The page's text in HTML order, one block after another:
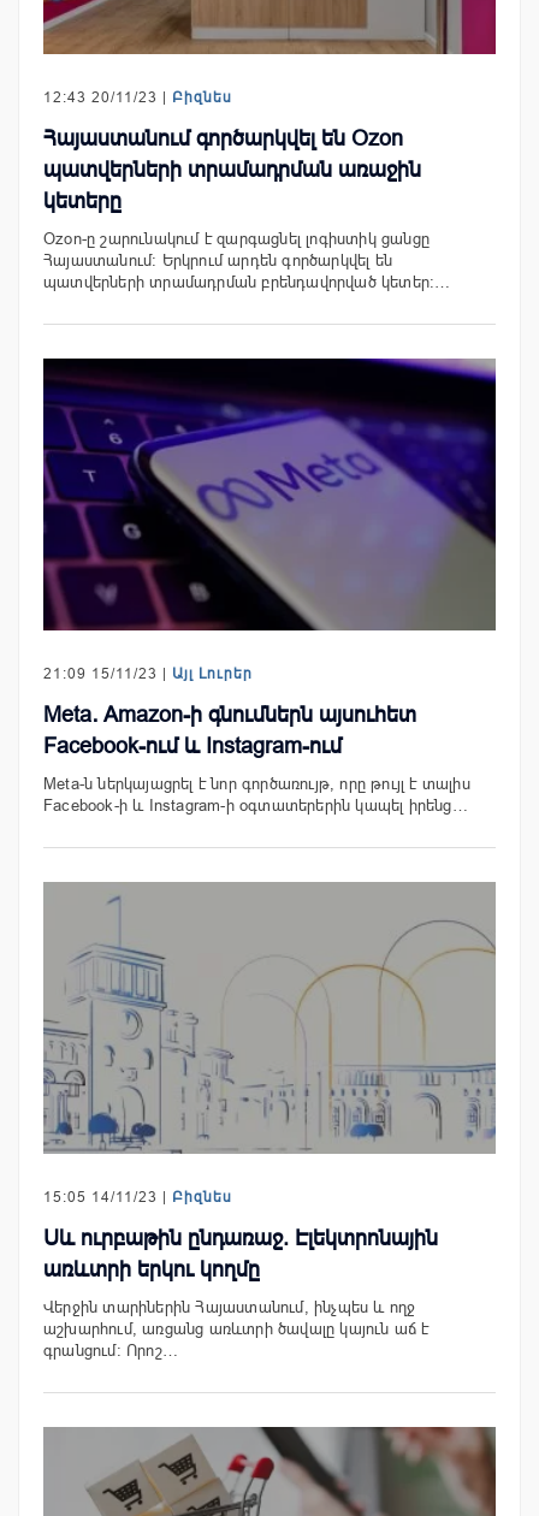
12:43 20/11/23 | Բիզնես
Հայաստանում գործարկվել են Ozon
պատվերների տրամադրման առաջին
կետերը
Ozon-ը շարունակում է զարգացնել լոգիստիկ ցանցը
Հայաստանում: Երկրում արդեն գործարկվել են
պատվերների տրամադրման բրենդավորված կետեր:…
21:09 15/11/23 | Այլ Լուրեր
Meta․ Amazon-ի գնումներն այսուհետ
Facebook-ում և Instagram-ում
Meta-ն ներկայացրել է նոր գործառույթ, որը թույլ է տալիս
Facebook-ի և Instagram-ի օգտատերերին կապել իրենց…
15:05 14/11/23 | Բիզնես
Սև ուրբաթին ընդառաջ. Էլեկտրոնային
առևտրի երկու կողմը
Վերջին տարիներին Հայաստանում, ինչպես և ողջ
աշխարհում, առցանց առևտրի ծավալը կայուն աճ է
գրանցում: Որոշ…